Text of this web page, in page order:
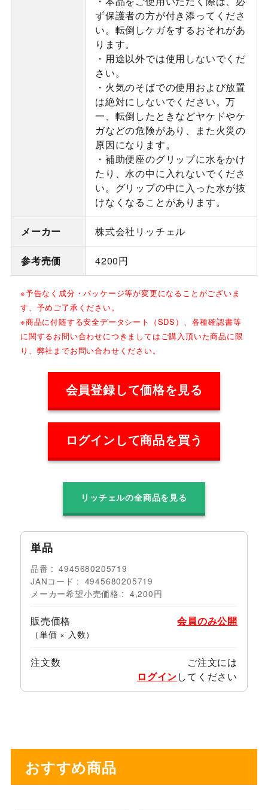
ず保護者の方が付き添ってくださ
い。転倒しケガをするおそれがあ
ります。
・用途以外では使用しないでくだ
さい。
・火気のそばでの使用および放置
は絶対にしないでください。万
一、転倒したときなどヤケドやケ
ガなどの危険があり、また火災の
原因になります。
・補助便座のグリップに水をかけ
たり、水の中に入れないでくださ
い。グリップの中に入った水が抜
けなくなることがあります。
メーカー 株式会社リッチェル
参考売価 4200円
※予告なく成分・パッケージ等が変更になることがございま
す、予めご了承ください。
※商品に付随する安全データシート（SDS）、各種確認書等
に関するお問い合わせにつきましてはご購入頂いた商品に限
り、弊社までお問い合わせください。
会員登録して価格を見る
ログインして商品を買う
リッチェルの全商品を見る
単品
品番
4945680205719
JANコード
4945680205719
メーカー希望小売価格
4,200円
販売価格
（単価 × 入数）
会員のみ公開
注文数
ご注文には
ログインしてください
おすすめ商品